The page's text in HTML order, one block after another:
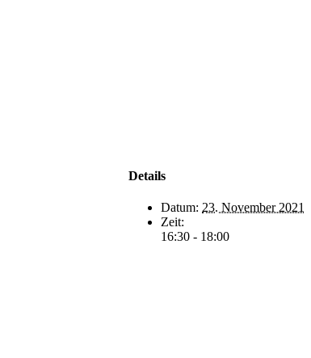
Details
Datum: 23. November 2021
Zeit:
16:30 - 18:00